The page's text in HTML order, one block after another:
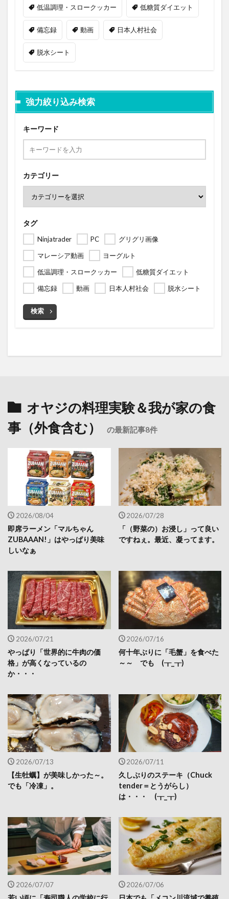
低温調理・スロークッカー 低糖質ダイエット
備忘録 動画 日本人村社会
脱水シート
強力絞り込み検索
キーワード
カテゴリー
タグ
Ninjatrader PC
グリグリ画像
マレーシア動画
ヨーグルト
低温調理・スロークッカー
低糖質ダイエット
備忘録
動画 日本人村社会 脱水シート
検索
オヤジの料理実験＆我が家の食
事（外食含む）
の最新記事8件
2026/08/04
即席ラーメン「マルちゃん
ZUBAAAN!」はやっぱり美味
しいなぁ
2026/07/28
「（野菜の）お浸し」って良い
ですねぇ。最近、凝ってます。
2026/07/21
やっぱり「世界的に牛肉の価
格」が高くなっているの
か・・・
2026/07/16
何十年ぶりに「毛蟹」を食べた
～～ でも (┰_┰)
2026/07/13
【生牡蠣】が美味しかった～。
でも「冷凍」。
2026/07/11
久しぶりのステーキ（Chuck
tender＝とうがらし）
は・・・ (┰_┰)
2026/07/07 2026/07/06